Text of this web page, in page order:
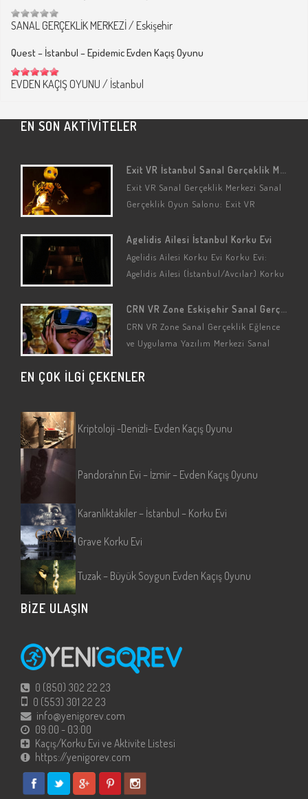
SANAL GERÇEKLİK MERKEZİ/ Eskişehir
Quest – İstanbul – Epidemic Evden Kaçış Oyunu
EVDEN KAÇIŞ OYUNU / İstanbul
EN SON AKTİVİTELER
Exit VR İstanbul Sanal Gerçeklik Merkezi
Exit VR Sanal Gerçeklik Merkezi Sanal
Gerçeklik Oyun Salonu: Exit VR
Gerçeklik Seçenekleri: Kaçış Oyunları
(Özelleştirilmiş) Sanal Gerçeklik
Oyun…
Agelidis Ailesi İstanbul Korku Evi
Agelidis Ailesi Korku Evi Korku Evi:
Agelidis Ailesi (İstanbul/Avcılar) Korku
Hikayesi/Detayları Bu korku evinin
konusu gerçek bir…
CRN VR Zone Eskişehir Sanal Gerçeklik Merkezi
CRN VR Zone Sanal Gerçeklik Eğlence
ve Uygulama Yazılım Merkezi Sanal
(Eskişehir/Tepebaşı) Sanal Gerçeklik…
EN ÇOK İLGİ ÇEKENLER
Kriptoloji -Denizli- Evden Kaçış Oyunu
Pandora’nın Evi – İzmir – Evden Kaçış Oyunu
Karanlıktakiler – İstanbul – Korku Evi
Grave Korku Evi
Tuzak – Büyük Soygun Evden Kaçış Oyunu
BİZE ULAŞIN
0 (850) 302 22 23
0 (553) 301 22 23
info@yenigorev.com
09:00 - 03:00
Kaçış/Korku Evi ve Aktivite Listesi
https://yenigorev.com